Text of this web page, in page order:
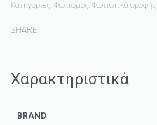
Κατηγορίες: Φωτισμός, Φωτιστικά οροφής
SHARE
Χαρακτηριστικά
BRAND